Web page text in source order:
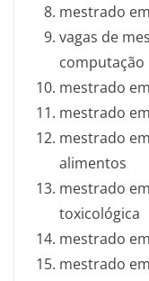
mestrado
vagas de
computação
mestrado
mestrado
mestrado
alimentos
mestrado
toxicológica
mestrado
mestrado